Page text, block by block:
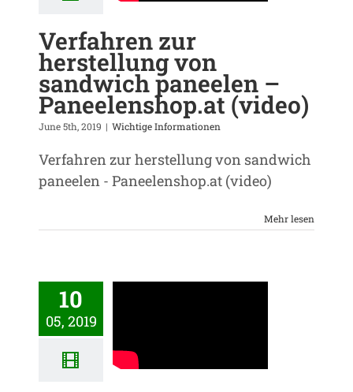
Verfahren zur
herstellung von
sandwich paneelen –
Paneelenshop.at (video)
June 5th, 2019 | Wichtige Informationen
Verfahren zur herstellung von sandwich
paneelen - Paneelenshop.at (video)
Mehr lesen
10
05, 2019